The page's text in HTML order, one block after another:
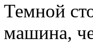
Темной
машина,